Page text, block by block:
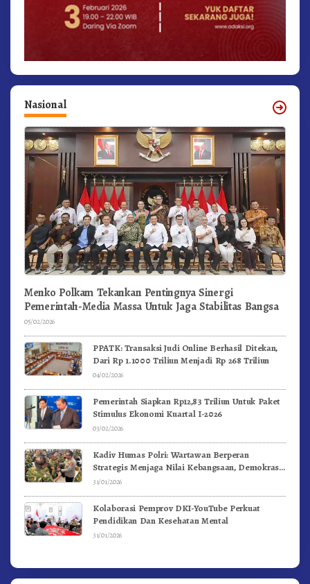
Nasional
Menko Polkam Tekankan Pentingnya Sinergi
Pemerintah-Media Massa Untuk Jaga Stabilitas Bangsa
05/02/2026
PPATK: Transaksi Judi Online Berhasil Ditekan,
Dari Rp 1.1000 Triliun Menjadi Rp 268 Triliun
04/02/2026
Pemerintah Siapkan Rp12,83 Triliun Untuk Paket
Stimulus Ekonomi Kuartal I-2026
03/02/2026
Kadiv Humas Polri: Wartawan Berperan
Strategis Menjaga Nilai Kebangsaan, Demokrasi,
dan NKRI
31/01/2026
Kolaborasi Pemprov DKI-YouTube Perkuat
Pendidikan Dan Kesehatan Mental
31/01/2026